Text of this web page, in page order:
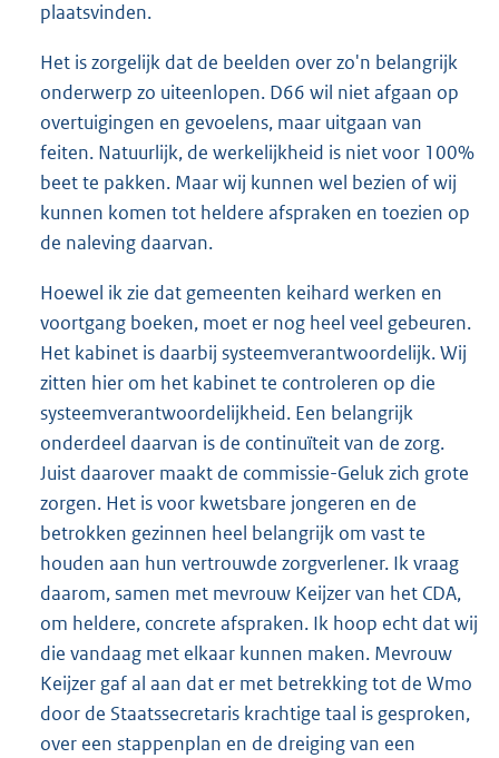
plaatsvinden.
Het is zorgelijk dat de beelden over zo'n belangrijk
onderwerp zo uiteenlopen. D66 wil niet afgaan op
overtuigingen en gevoelens, maar uitgaan van
feiten. Natuurlijk, de werkelijkheid is niet voor 100%
beet te pakken. Maar wij kunnen wel bezien of wij
kunnen komen tot heldere afspraken en toezien op
de naleving daarvan.
Hoewel ik zie dat gemeenten keihard werken en
voortgang boeken, moet er nog heel veel gebeuren.
Het kabinet is daarbij systeemverantwoordelijk. Wij
zitten hier om het kabinet te controleren op die
systeemverantwoordelijkheid. Een belangrijk
onderdeel daarvan is de continuïteit van de zorg.
Juist daarover maakt de commissie-Geluk zich grote
zorgen. Het is voor kwetsbare jongeren en de
betrokken gezinnen heel belangrijk om vast te
houden aan hun vertrouwde zorgverlener. Ik vraag
daarom, samen met mevrouw Keijzer van het CDA,
om heldere, concrete afspraken. Ik hoop echt dat wij
die vandaag met elkaar kunnen maken. Mevrouw
Keijzer gaf al aan dat er met betrekking tot de Wmo
door de Staatssecretaris krachtige taal is gesproken,
over een stappenplan en de dreiging van een